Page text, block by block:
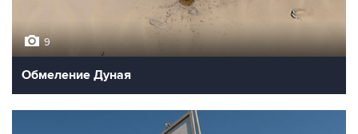
9
Обмеление Дуная